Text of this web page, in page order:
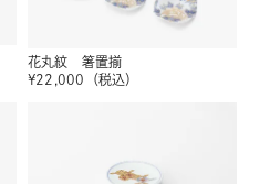
花丸紋 箸置揃
¥22,000 （税込）